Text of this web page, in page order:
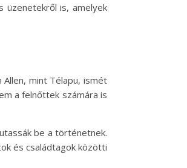
üzenetekről is, amelyek
Allen, mint Télapu, ismét
a felnőttek számára is
be a történetnek.
és családtagok közötti